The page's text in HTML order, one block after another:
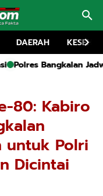
DAERAH
Pemanggilan Pihak
80: Kabiro
untuk Polri
Dicintai